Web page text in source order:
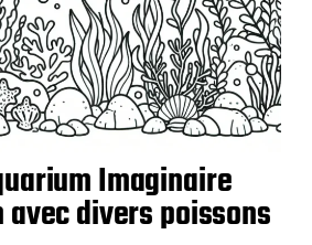
Imaginaire
avec divers poissons